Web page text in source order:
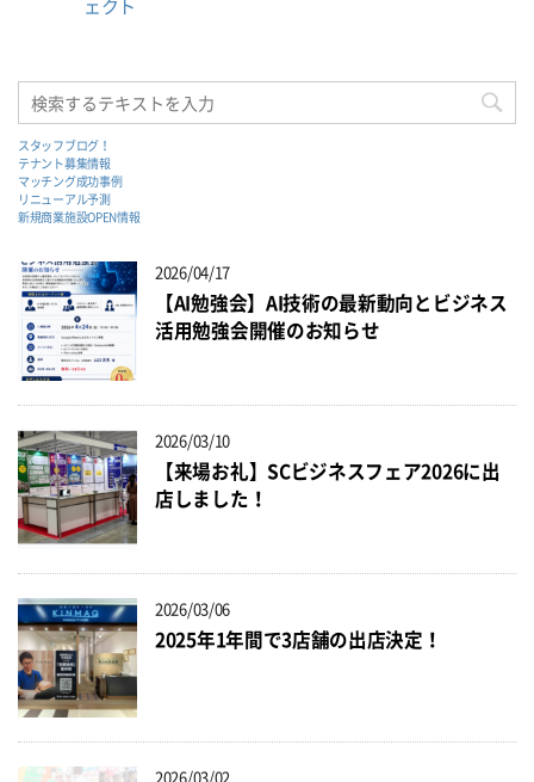
ェクト
スタッフブログ！
テナント募集情報
マッチング成功事例
リニューアル予測
新規商業施設OPEN情報
2026/04/17
【AI勉強会】AI技術の最新動向とビジネス
活用勉強会開催のお知らせ
2026/03/10
【来場お礼】SCビジネスフェア2026に出
店しました！
2026/03/06
2025年1年間で3店舗の出店決定！
2026/03/02